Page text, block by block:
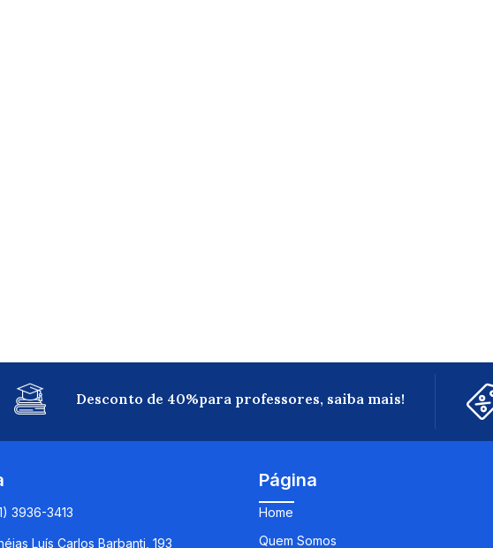
Desconto de 40%para professores, saiba mais!
3936-3413
Luís Carlos Barbanti, 193
Página
Home
Quem Somos